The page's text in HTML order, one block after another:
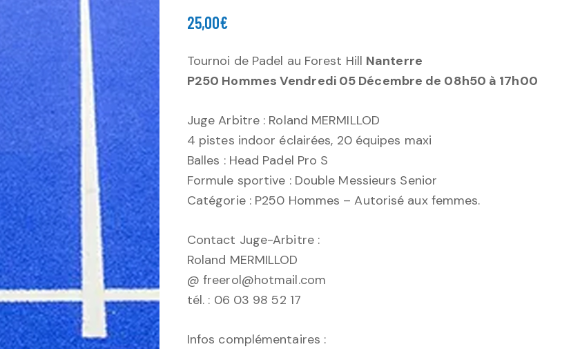
25,00€
Tournoi de Padel au Forest Hill Nanterre
P250 Hommes Vendredi 05 Décembre de 08h50 à 17h00
Juge Arbitre : Roland MERMILLOD
4 pistes indoor éclairées, 20 équipes maxi
Balles : Head Padel Pro S
Formule sportive : Double Messieurs Senior
Catégorie : P250 Hommes – Autorisé aux femmes.
Contact Juge-Arbitre :
Roland MERMILLOD
@ freerol@hotmail.com
tél. : 06 03 98 52 17
Infos complémentaires :